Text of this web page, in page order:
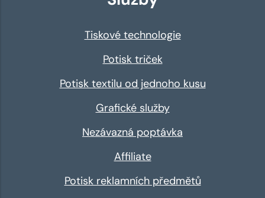
Tiskové technologie
Potisk triček
Potisk textilu od jednoho kusu
Grafické služby
Nezávazná poptávka
Affiliate
Potisk reklamních předmětů